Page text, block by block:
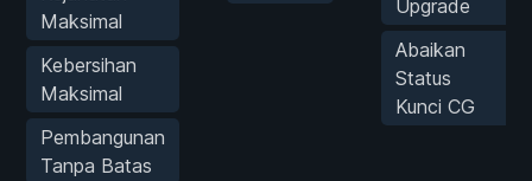
Maksimal
Kebersihan
Maksimal
Pembangunan
Tanpa Batas
Upgrade
Abaikan
Status
Kunci CG